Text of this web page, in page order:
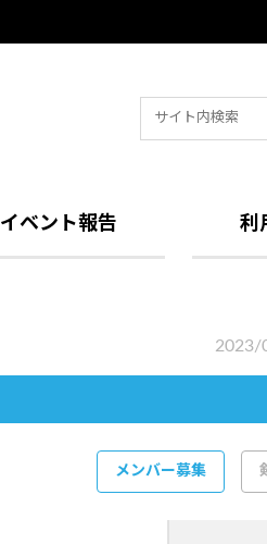
Search
for:
イベント報告 利
2023/
メンバー募集